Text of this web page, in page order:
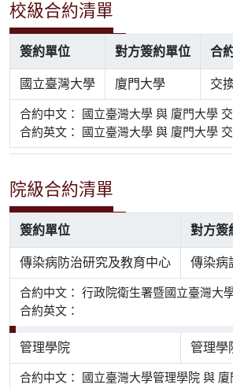
校級合約清單
簽約單位 對方簽約單位 合
國立臺灣大學 廈門大學 交
合約中文： 國立臺灣大學 與 廈門大學
合約英文： 國立臺灣大學 與 廈門大學
院級合約清單
簽約單位 對方簽
傳染病防治研究及教育中心 傳染病
合約中文： 行政院衛生署暨國立臺灣大
合約英文：
管理學院 管理學
合約中文： 國立臺灣大學管理學院 與